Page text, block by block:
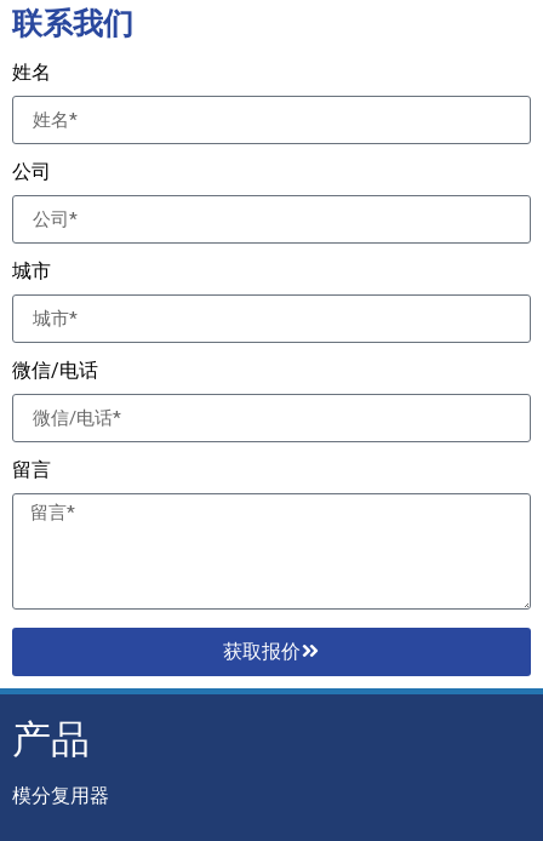
联系我们
姓名
公司
城市
微信/电话
留言
获取报价
产品
模分复用器